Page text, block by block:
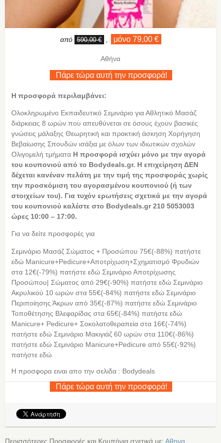
από 590,00 € μόνο 79,00 €
Αθήνα
Πάρε τώρα αυτή την προσφορά!
Η προσφορά περιλαμβάνει:
Ολοκληρωμένο Εκπαιδευτικό Σεμινάριο για Αθλητικό Μασάζ
διάρκειας 8 ωρών που απευθύνεται σε όσους έχουν βασικές
γνώσεις μάλαξης Θεωρητική και πρακτική άσκηση Χορήγηση
Βεβαίωσης Σπουδών ισάξια με όλων των ιδιωτικών σχολών
Ολιγομελή τμήματα Η προσφορά ισχύει μόνο με την αγορά
του κουπονιού από το Bodydeals.gr. Η επιχείρηση ΔΕΝ
δέχεται κανέναν πελάτη με την τιμή της προσφοράς χωρίς
την προσκόμιση του αγορασμένου κουπονιού (ή των
στοιχείων του). Για τυχόν ερωτήσεις σχετικά με την αγορά
του κουπονιού καλέστε στο Bodydeals.gr 210 5053003
ώρες 10:00 – 17:00.
Για να δείτε προσφορές για
Σεμινάριο Μασάζ Σώματος + Προσώπου 75€(-88%) πατήστε
εδώ Manicure+Pedicure+Αποτρίχωση+Σχηματισμό Φρυδιών
στα 12€(-79%) πατήστε εδώ Σεμινάριο Αποτρίχωσης
Προσώπου| Σώματος από 29€(-90%) πατήστε εδώ Σεμινάριο
Ακρυλικού 10 ωρών στα 55€(-84%) πατήστε εδώ Σεμινάριο
Περιποίησης Άκρων από 35€(-87%) πατήστε εδώ Σεμινάριο
Τοποθέτησης Βλεφαρίδας στα 65€(-84%) πατήστε εδώ
Manicure+ Pedicure+ Σοκολατοθεραπεία στα 16€(-74%)
πατήστε εδώ Σεμινάριο Μακιγιάζ 60 ωρών στα 110€(-86%)
πατήστε εδώ Σεμινάριο Manicure+Pedicure από 55€(-92%)
πατήστε εδώ
Η προσφορα ειναι απο την σελιδα : Bodydeals
Πάρε τώρα αυτή την προσφορά!
Περισσότερες Προσφορές και Κουπόνια σχετικά με: Αθηνα